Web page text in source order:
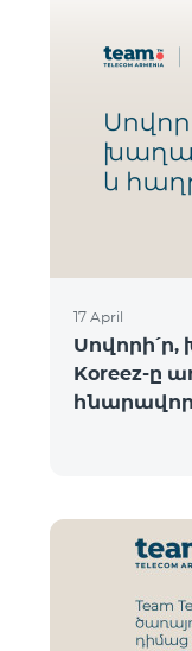
17 April
Սովորի՛ր,
Koreez-ը